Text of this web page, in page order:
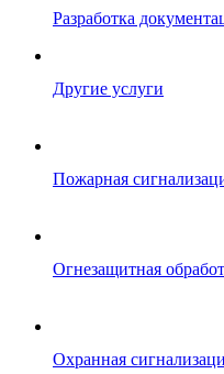
Разработка
Другие услуги
Пожарная
Огнезащитная
Охранная